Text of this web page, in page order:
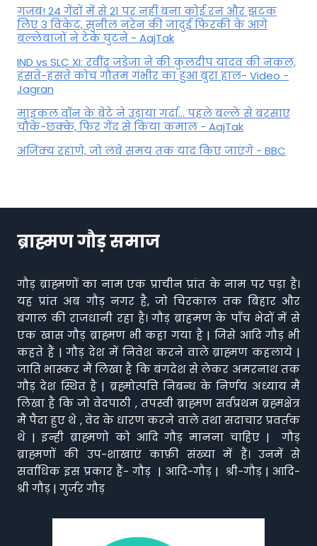
गजब! 24 गेंदों में से 21 पर नहीं बना कोई रन और झटक
लिए 3 विकेट, सुनील नरेन की जादुई फिरकी के आगे
बल्लेबाजों ने टेके घुटने - AajTak
IND vs SLC XI: रवींद्र जडेजा ने की कुलदीप यादव की नकल,
हंसते-हंसते कोच गौतम गंभीर का हुआ बुरा हाल- Video -
Jagran
माइकल वॉन के बेटे ने उड़ाया गर्दा... पहले बल्ले से बरसाए
चौके-छक्के, फिर गेंद से किया कमाल - AajTak
अजिंक्य रहाणे, जो लंबे समय तक याद किए जाएंगे - BBC
ब्राह्मण गौड़ समाज
गौड़ ब्राह्मणों का नाम एक प्राचीन प्रांत के नाम पर पड़ा है।
यह प्रांत अब गौड़ नगर है, जो चिरकाल तक बिहार और
बंगाल की राजधानी रहा है। गौड़ ब्राहमण के पाँच भेदों में से
एक खास गौड़ ब्राह्मण भी कहा गया है | जिसे आदि गौड़ भी
कहते हैं | गौड़ देश में निवेश करने वाले ब्राह्मण कहलाये |
जाति भास्कर मैं लिखा है कि बंगदेश से लेकर अमरनाथ तक
गौड़ देश स्थित है | ब्रह्मोत्पत्ति निबन्ध के निर्णय अध्याय मैं
लिखा है कि जो वेदपाठी , तपस्वी ब्राह्मण सर्वप्रथम ब्रह्मक्षेत्र
मैं पैदा हुए थे , वेद के धारण करने वाले तथा सदाचार प्रवर्तक
थे | इन्ही ब्राह्मणो को आदि गौड़ मानना चाहिए | गौड़
ब्राह्मणों की उप-शाखाएं काफ़ी संख्या में हैं। उनमें से
सर्वाधिक इस प्रकार हैं- गौड़ | आदि-गौड़ | श्री-गौड़ | आदि-
श्री गौड़ | गुर्जर गौड़